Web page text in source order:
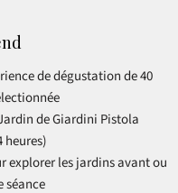
de dégustation de 40
de Giardini Pistola
heures)
explorer les jardins avant ou
séance